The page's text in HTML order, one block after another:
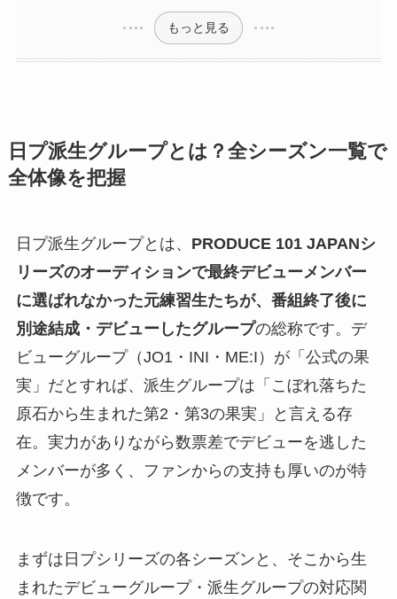
もっと見る
日プ派生グループとは？全シーズン一覧で
全体像を把握
日プ派生グループとは、 PRODUCE 101 JAPANシ
リーズのオーディションで最終デビューメンバー
に選ばれなかった元練習生たちが、番組終了後に
別途結成・デビューしたグループの総称です。デ
ビューグループ（JO1・INI・ME:I）が「公式の果
実」だとすれば、派生グループは「こぼれ落ちた
原石から生まれた第2・第3の果実」と言える存
在。実力がありながら数票差でデビューを逃した
メンバーが多く、ファンからの支持も厚いのが特
徴です。
まずは日プシリーズの各シーズンと、そこから生
まれたデビューグループ・派生グループの対応関